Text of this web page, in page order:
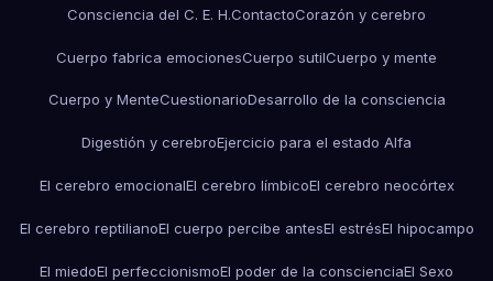
Consciencia del C. E. H.ContactoCorazón y cerebro
Cuerpo fabrica emocionesCuerpo sutilCuerpo y mente
Cuerpo y MenteCuestionarioDesarrollo de la consciencia
Digestión y cerebroEjercicio para el estado Alfa
El cerebro emocionalEl cerebro límbicoEl cerebro neocórtex
El cerebro reptilianoEl cuerpo percibe antesEl estrésEl hipocampo
El miedoEl perfeccionismoEl poder de la conscienciaEl Sexo